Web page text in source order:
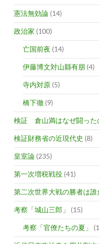
憲法無効論 (14)
政治家 (100)
亡国前夜 (14)
伊藤博文対山縣有朋 (4)
寺内対原 (5)
橋下徹 (9)
検証 倉山満はなぜ闘った
検証財務省の近現代史 (8)
皇室論 (235)
第一次増税戦役 (41)
第二次世界大戦の勝者は誰
考察「城山三郎」 (15)
考察「官僚たちの夏」